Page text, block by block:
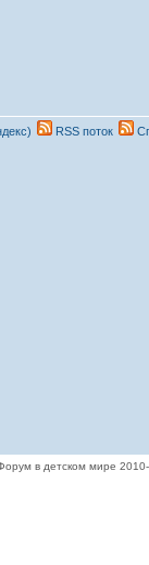
RSS поток
в детском мире